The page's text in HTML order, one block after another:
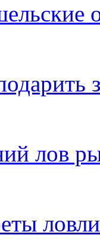
лов